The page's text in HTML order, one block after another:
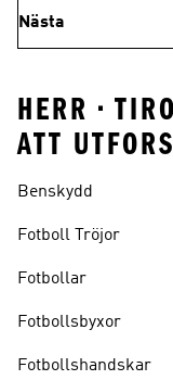
Nästa
HERR •
ATT
Benskydd
Fotboll Tröjor
Fotbollar
Fotbollsbyxor
Fotbollshandskar